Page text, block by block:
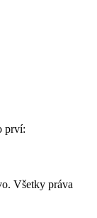
prví:
Všetky práva